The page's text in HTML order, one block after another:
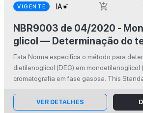
VIGENTE add_shopping_cart
NBR9003 de 04/2020 - Monoetileno
glicol — Determinação do
dietileno glicol por
fase gasosa
Esta Norma especifica o método para
dietilenoglicol (DEG) em monoetilenoglicol
cromatografia em fase gasosa. This
monoethylene glycol (MEG) by gas ...
VER DETALHES